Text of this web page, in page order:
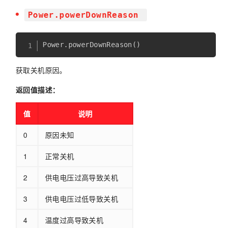
Power.powerDownReason
获取关机原因。
返回值描述：
值 说明
0 原因未知
1 正常关机
2 供电电压过高导致关机
3 供电电压过低导致关机
4 温度过高导致关机